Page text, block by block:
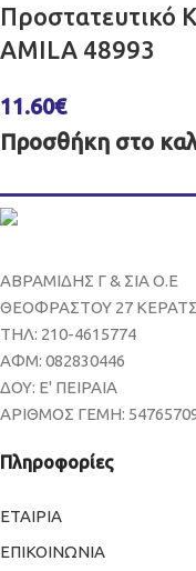
Προστατευτικό
AMILA 48993
11.60€
Προσθήκη στο
ΑΒΡΑΜΙΔΗΣ Γ & ΣΙΑ Ο.Ε
ΘΕΟΦΡΑΣΤΟΥ 27
ΤΗΛ: 210-4615774
ΑΦΜ: 082830446
ΔΟΥ: Ε' ΠΕΙΡΑΙΑ
ΑΡΙΘΜΟΣ ΓΕΜΗ:
Πληροφορίες
ΕΤΑΙΡΙΑ
ΕΠΙΚΟΙΝΩΝΙΑ